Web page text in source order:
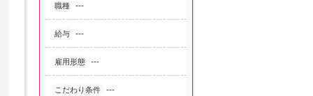
職種 ---
給与 ---
雇用形態 ---
こだわり条件 ---